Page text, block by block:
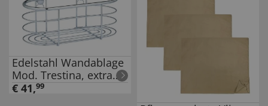
Edelstahl Wandablage
Mod. Trestina, extra
tiefer Korb für
€ 41,99